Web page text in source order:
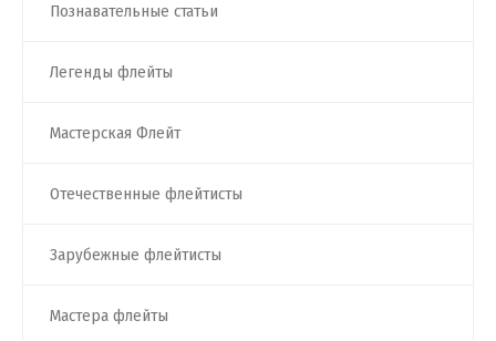
Познавательные статьи
Легенды флейты
Мастерская Флейт
Отечественные флейтисты
Зарубежные флейтисты
Мастера флейты